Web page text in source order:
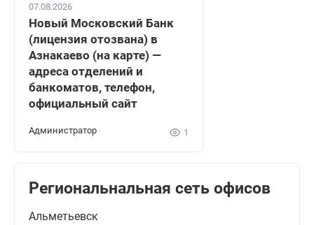
07.08.2026
Новый Московский Банк
(лицензия отозвана) в
Азнакаево (на карте) —
адреса отделений и
банкоматов, телефон,
официальный сайт
Администратор 1
Региональнальная сеть офисов
Альметьевск